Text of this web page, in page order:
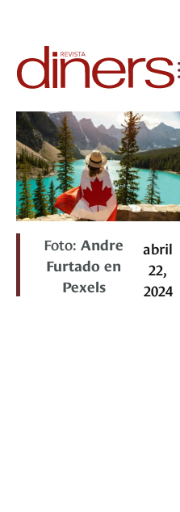
Foto:Andre
Furtado en
Pexels
abril
22,
2024